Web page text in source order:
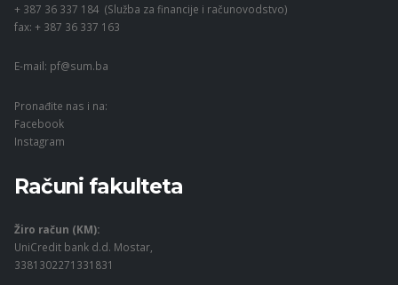
+ 387 36 337 184 (Služba za financije i računovodstvo)
fax: + 387 36 337 163
E-mail: pf@sum.ba
Pronađite nas i na:
Facebook
Instagram
Računi fakulteta
Žiro račun (KM):
UniCredit bank d.d. Mostar,
3381302271331831